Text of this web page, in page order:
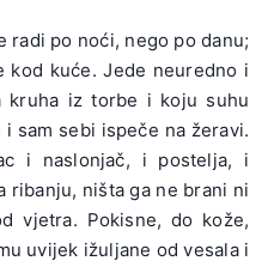
radi po noći, nego po danu;
kuće. Jede neuredno i
kruha iz torbe i koju suhu
sam sebi ispeče na žeravi.
i naslonjač, i postelja, i
ribanju, ništa ga ne brani ni
vjetra. Pokisne, do kože,
uvijek ižuljane od vesala i